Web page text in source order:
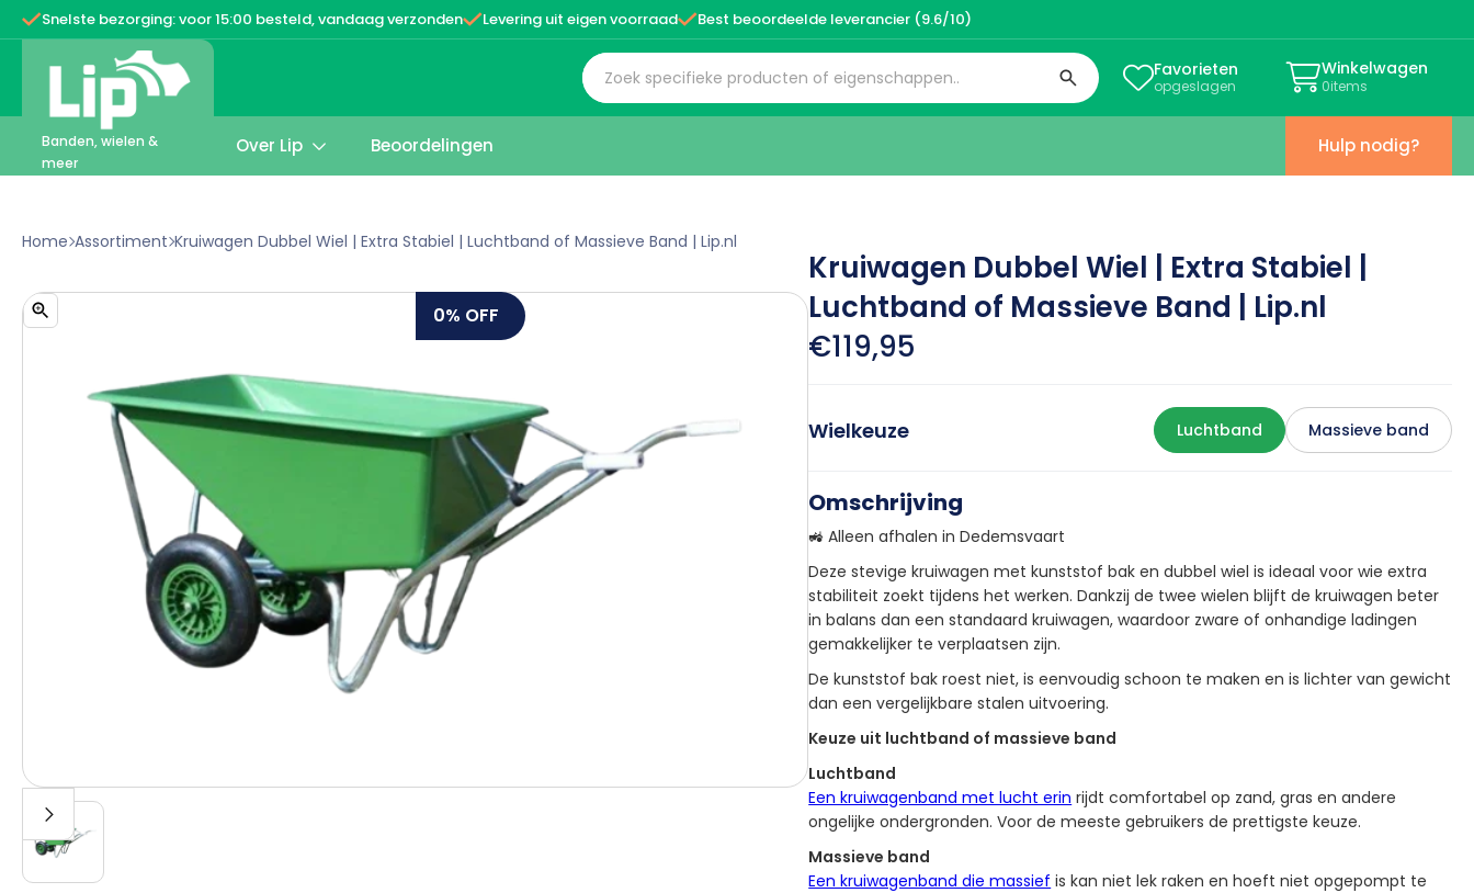
Snelste bezorging: voor 15:00 besteld, vandaag verzondenLevering uit eigen voorraadBest beoordeelde leverancier (9.6/10)
Banden, wielen &
meer
Favorieten
opgeslagen Winkelwagen
0items
Over Lip  Beoordelingen Hulp nodig?
Home Assortiment Kruiwagen Dubbel Wiel | Extra Stabiel | Luchtband of Massieve Band | Lip.nl
0% OFF
Kruiwagen Dubbel Wiel | Extra Stabiel |
Luchtband of Massieve Band | Lip.nl
€119,95
Wielkeuze Luchtband Massieve band
Omschrijving
🚜 Alleen afhalen in Dedemsvaart
Deze stevige kruiwagen met kunststof bak en dubbel wiel is ideaal voor wie extra
stabiliteit zoekt tijdens het werken. Dankzij de twee wielen blijft de kruiwagen beter
in balans dan een standaard kruiwagen, waardoor zware of onhandige ladingen
gemakkelijker te verplaatsen zijn.
De kunststof bak roest niet, is eenvoudig schoon te maken en is lichter van gewicht
dan een vergelijkbare stalen uitvoering.
Keuze uit luchtband of massieve band
Luchtband
Een kruiwagenband met lucht erin rijdt comfortabel op zand, gras en andere
ongelijke ondergronden. Voor de meeste gebruikers de prettigste keuze.
Massieve band
Een kruiwagenband die massief is kan niet lek raken en hoeft niet opgepompt te